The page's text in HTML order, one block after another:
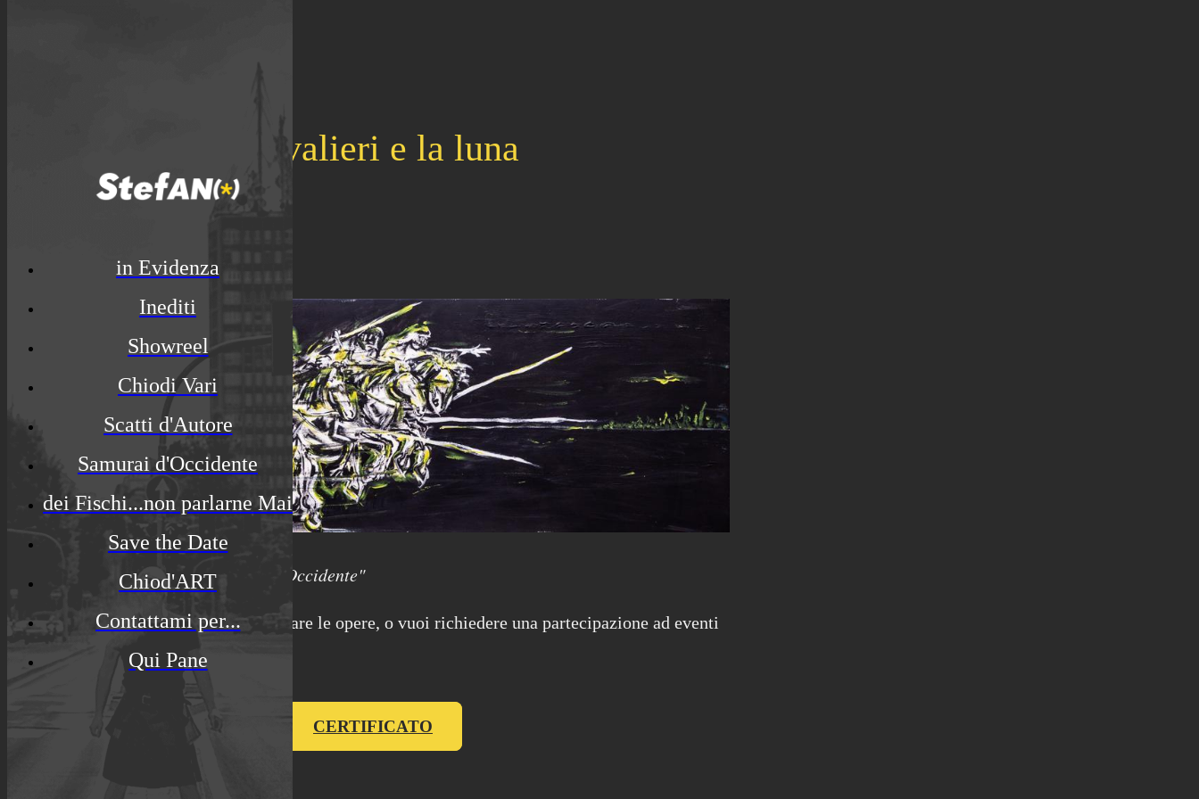
in Evidenza
Inediti
Showreel
Chiodi Vari
Scatti d'Autore
Samurai d'Occidente
dei Fischi...non parlarne Mai
Save the Date
Chiod'ART
Contattami per...
Qui Pane
I cavalieri e la luna
dalla collezione "Battaglie d'Occidente"
Se sei interessato ad esporre o acquistare le opere, o vuoi richiedere una partecipazione ad eventi
d'arte contattami.
CERTIFICATO